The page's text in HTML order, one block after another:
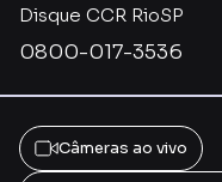
Disque CCR RioSP
0800-017-3536
Câmeras ao vivo